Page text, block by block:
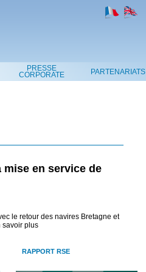
PRESSE
CORPORATE
PARTENARIATS
en service de
le retour des navires Bretagne et
savoir plus
RAPPORT RSE